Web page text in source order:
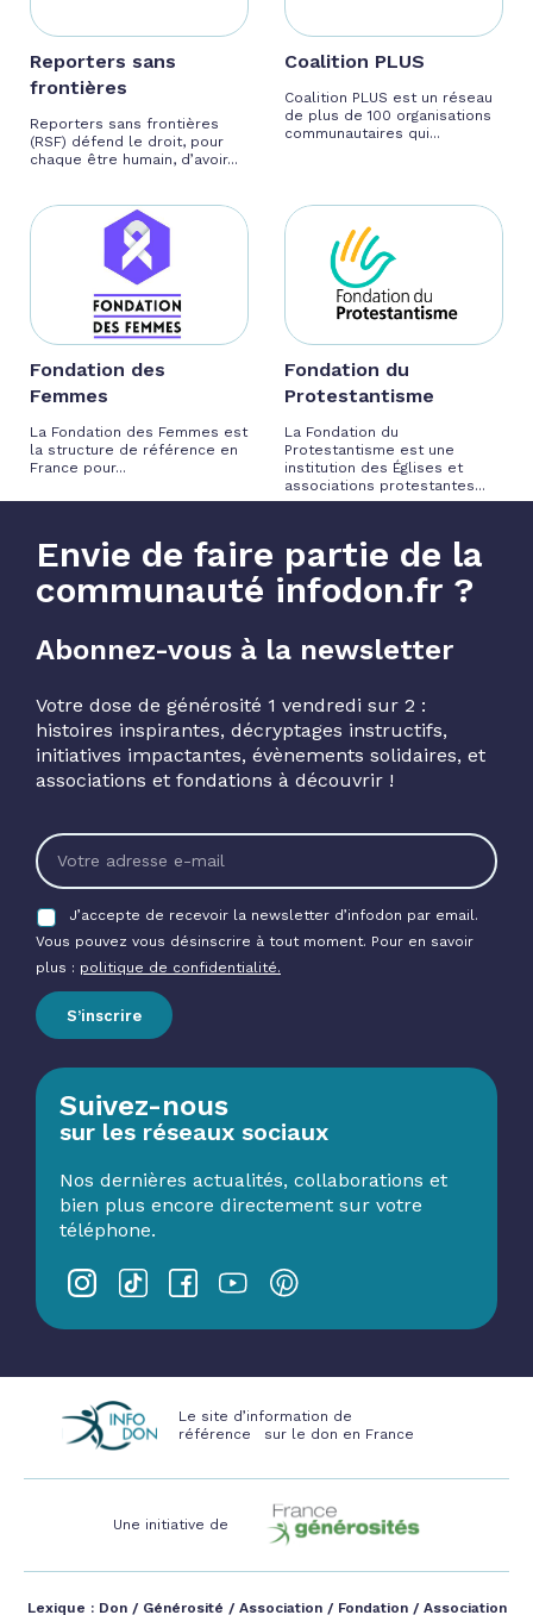
Reporters sans
frontières
Reporters sans frontières
(RSF) défend le droit, pour
chaque être humain, d’avoir...
Coalition PLUS
Coalition PLUS est un réseau
de plus de 100 organisations
communautaires qui...
Fondation des
Femmes
La Fondation des Femmes est
la structure de référence en
France pour...
Fondation du
Protestantisme
La Fondation du
Protestantisme est une
institution des Églises et
associations protestantes...
Envie de faire partie de la
communauté infodon.fr ?
Abonnez-vous à la newsletter
Votre dose de générosité 1 vendredi sur 2 :
histoires inspirantes, décryptages instructifs,
initiatives impactantes, évènements solidaires, et
associations et fondations à découvrir !
J’accepte de recevoir la newsletter d’infodon par email.
Vous pouvez vous désinscrire à tout moment. Pour en savoir
plus : politique de confidentialité.
S’inscrire
Suivez-nous
sur les réseaux sociaux
Nos dernières actualités, collaborations et
bien plus encore directement sur votre
téléphone.
Le site d’information de
référence sur le don en France
Une initiative de
Lexique : Don/ Générosité / Association/ Fondation/ Association